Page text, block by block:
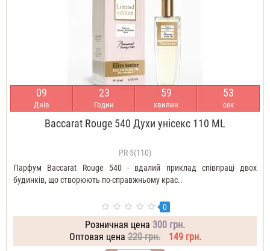
09
Днів
23
Годин
59
хвилин
51
сек
Baccarat Rouge 540 Духи унісекс 110 ML
PR-5(110)
Парфум Baccarat Rouge 540 - вдалий приклад співпраці двох
будинків, що створюють по-справжньому крас..
0
Розничная цена 300 грн.
Оптовая цена 220 грн. 149 грн.